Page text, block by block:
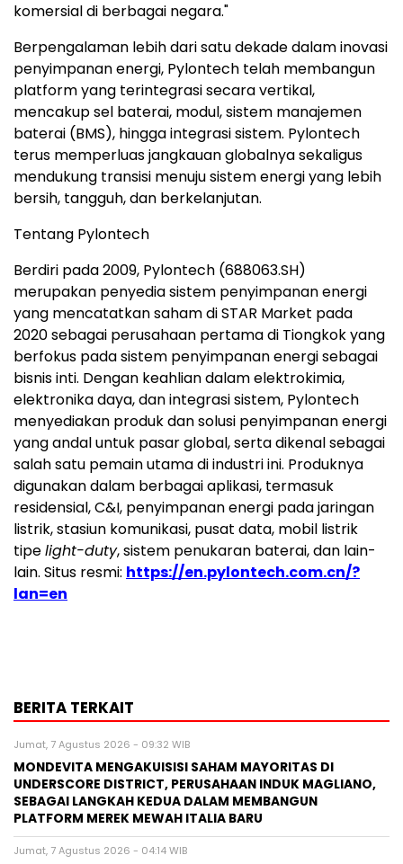
komersial di berbagai negara."
Berpengalaman lebih dari satu dekade dalam inovasi
penyimpanan energi, Pylontech telah membangun
platform yang terintegrasi secara vertikal,
mencakup sel baterai, modul, sistem manajemen
baterai (BMS), hingga integrasi sistem. Pylontech
terus memperluas jangkauan globalnya sekaligus
mendukung transisi menuju sistem energi yang lebih
bersih, tangguh, dan berkelanjutan.
Tentang Pylontech
Berdiri pada 2009, Pylontech (688063.SH)
merupakan penyedia sistem penyimpanan energi
yang mencatatkan saham di STAR Market pada
2020 sebagai perusahaan pertama di Tiongkok yang
berfokus pada sistem penyimpanan energi sebagai
bisnis inti. Dengan keahlian dalam elektrokimia,
elektronika daya, dan integrasi sistem, Pylontech
menyediakan produk dan solusi penyimpanan energi
yang andal untuk pasar global, serta dikenal sebagai
salah satu pemain utama di industri ini. Produknya
digunakan dalam berbagai aplikasi, termasuk
residensial, C&I, penyimpanan energi pada jaringan
listrik, stasiun komunikasi, pusat data, mobil listrik
tipelight-duty, sistem penukaran baterai, dan lain-
lain. Situs resmi: https://en.pylontech.com.cn/?
lan=en
BERITA TERKAIT
Jumat, 7 Agustus 2026 - 09:32 WIB
MONDEVITA MENGAKUISISI SAHAM MAYORITAS DI
UNDERSCORE DISTRICT, PERUSAHAAN INDUK MAGLIANO,
SEBAGAI LANGKAH KEDUA DALAM MEMBANGUN
PLATFORM MEREK MEWAH ITALIA BARU
Jumat, 7 Agustus 2026 - 04:14 WIB